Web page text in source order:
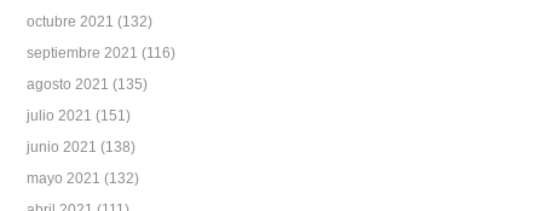
octubre 2021 (132)
septiembre 2021 (116)
agosto 2021 (135)
julio 2021 (151)
junio 2021 (138)
mayo 2021 (132)